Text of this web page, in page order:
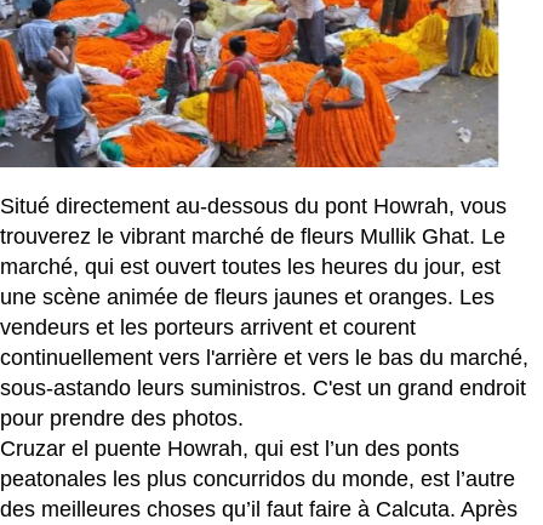
Situé directement au-dessous du pont Howrah, vous
trouverez le vibrant marché de fleurs Mullik Ghat. Le
marché, qui est ouvert toutes les heures du jour, est
une scène animée de fleurs jaunes et oranges. Les
vendeurs et les porteurs arrivent et courent
continuellement vers l'arrière et vers le bas du marché,
sous-astando leurs suministros. C'est un grand endroit
pour prendre des photos.
Cruzar el puente Howrah, qui est l’un des ponts
peatonales les plus concurridos du monde, est l’autre
des meilleures choses qu’il faut faire à Calcuta. Après